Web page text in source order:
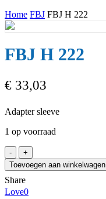
Home FBJ FBJ H 222
FBJ H 222
€ 33,03
Adapter sleeve
1 op voorraad
FBJ
H
222
aantal
Toevoegen aan winkelwagen
Share
Love0